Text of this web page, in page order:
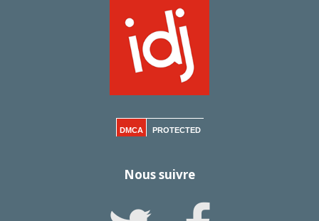
DMCA PROTECTED
Nous suivre